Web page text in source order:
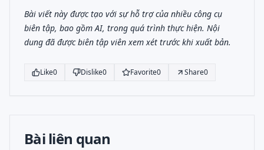
Bài viết này được tạo với sự hỗ trợ của nhiều công cụ
biên tập, bao gồm AI, trong quá trình thực hiện. Nội
dung đã được biên tập viên xem xét trước khi xuất bản.
Like0 Dislike0 Favorite0 Share0
Bài liên quan